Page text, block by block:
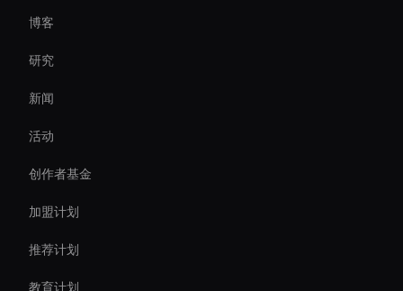
Smart Ai Avatar
AI 视频降噪工具
Enterprise Solutions For Ai Avatars
AI 视频缩略图生成器
Ai Avatar For Advertising
博客
研究
新闻
活动
创作者基金
加盟计划
推荐计划
教育计划